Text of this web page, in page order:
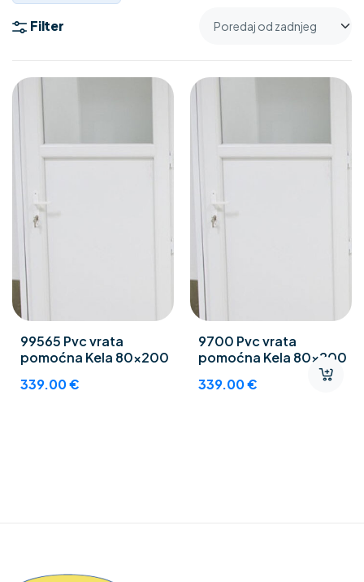
Filter
99565 Pvc vrata
pomoćna Kela 80×200
339.00€
9700 Pvc vrata
pomoćna Kela 80×200
339.00€